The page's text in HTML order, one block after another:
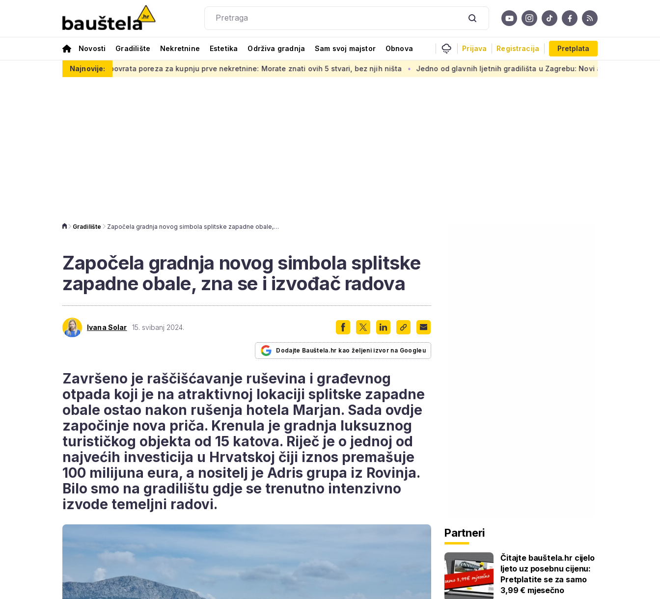
Novosti Gradilište Nekretnine Estetika Održiva gradnja Sam svoj majstor Obnova Prijava Registracija Pretplata
Najnovije:
Kako do povrata poreza za kupnju prve nekretnine: Morate znati ovih 5 stvari, bez njih ništa Jedno od glavnih ljetnih gradilišta u Zagrebu: Novi armirani beton na prastarom
Gradilište Započela gradnja novog simbola splitske zapadne obale, zna se i izvođač radova
Započela gradnja novog simbola splitske
zapadne obale, zna se i izvođač radova
Ivana Solar 15. svibanj 2024.
Dodajte Bauštela.hr kao željeni izvor na Googleu
Završeno je raščišćavanje ruševina i građevnog
otpada koji je na atraktivnoj lokaciji splitske zapadne
obale ostao nakon rušenja hotela Marjan. Sada ovdje
započinje nova priča. Krenula je gradnja luksuznog
turističkog objekta od 15 katova. Riječ je o jednoj od
najvećih investicija u Hrvatskoj čiji iznos premašuje
100 milijuna eura, a nositelj je Adris grupa iz Rovinja.
Bilo smo na gradilištu gdje se trenutno intenzivno
izvode temeljni radovi.
Partneri
Čitajte bauštela.hr cijelo
ljeto uz posebnu cijenu:
Pretplatite se za samo
3,99 € mjesečno